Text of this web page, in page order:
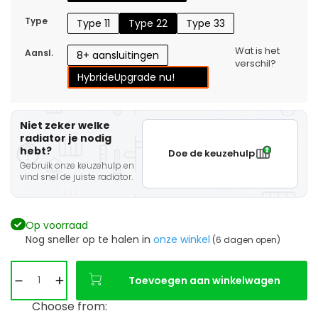
Type Type 11 Type 22 Type 33
Aansl.
8+ aansluitingen
HybrideUpgrade nu!
Wat is het
verschil?
Niet zeker welke
radiator je nodig
hebt?
Gebruik onze keuzehulp en
vind snel de juiste radiator.
Doe de keuzehulp
Op voorraad
Nog sneller op te halen in onze winkel (6 dagen open)
Toevoegen aan winkelwagen
Choose from: